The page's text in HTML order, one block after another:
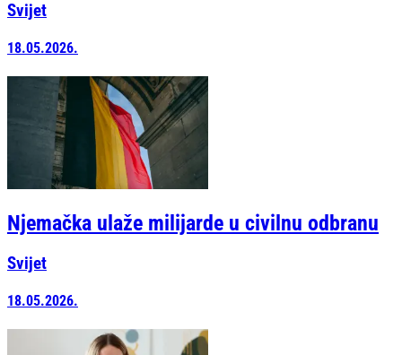
Svijet
18.05.2026.
Njemačka ulaže milijarde u civilnu odbranu
Svijet
18.05.2026.